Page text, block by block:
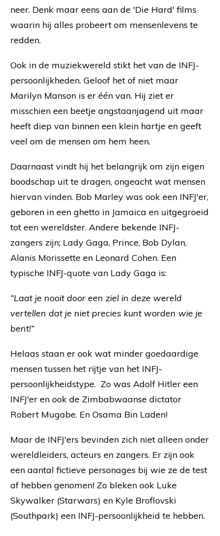
neer. Denk maar eens aan de 'Die Hard' films
waarin hij alles probeert om mensenlevens te
redden.
Ook in de muziekwereld stikt het van de INFJ-
persoonlijkheden. Geloof het of niet maar
Marilyn Manson is er één van. Hij ziet er
misschien een beetje angstaanjagend uit maar
heeft diep van binnen een klein hartje en geeft
veel om de mensen om hem heen.
Daarnaast vindt hij het belangrijk om zijn eigen
boodschap uit te dragen, ongeacht wat mensen
hiervan vinden. Bob Marley was ook een INFJ'er,
geboren in een ghetto in Jamaica en uitgegroeid
tot een wereldster. Andere bekende INFJ-
zangers zijn; Lady Gaga, Prince, Bob Dylan,
Alanis Morissette en Leonard Cohen. Een
typische INFJ-quote van Lady Gaga is:
“Laat je nooit door een ziel in deze wereld
vertellen dat je niet precies kunt worden wie je
bent!”
Helaas staan er ook wat minder goedaardige
mensen tussen het rijtje van het INFJ-
persoonlijkheidstype. Zo was Adolf Hitler een
INFJ'er en ook de Zimbabwaanse dictator
Robert Mugabe. En Osama Bin Laden!
Maar de INFJ'ers bevinden zich niet alleen onder
wereldleiders, acteurs en zangers. Er zijn ook
een aantal fictieve personages bij wie ze de test
af hebben genomen! Zo bleken ook Luke
Skywalker (Starwars) en Kyle Broflovski
(Southpark) een INFJ-persoonlijkheid te hebben.